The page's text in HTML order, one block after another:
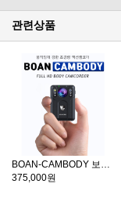
관련상품
BOAN-CAMBODY 보안 바디캠 10시간 연속녹화
375,000원